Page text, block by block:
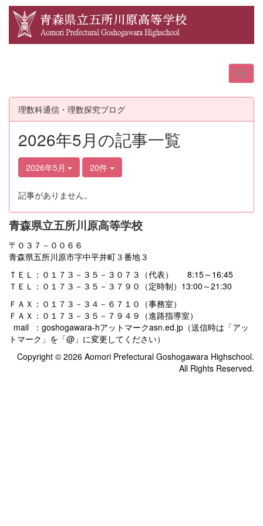
理数科通信・理数探究ブログ
2026年5月の記事一覧
2026年5月 20件
記事がありません。
青森県立五所川原高等学校
〒０３７－００６６
青森県五所川原市字中平井町３番地３
ＴＥＬ：０１７３－３５－３０７３（代表） 8:15～16:45
ＴＥＬ：０１７３－３５－３７９０（定時制）13:00～21:30
ＦＡＸ：０１７３－３４－６７１０（事務室）
ＦＡＸ：０１７３－３５－７９４９（進路指導室）
mail ：goshogawara-hアットマークasn.ed.jp（送信時は「アッ
トマーク」を「@」に変更してください）
Copyright © 2026 Aomori Prefectural Goshogawara Highschool.
All Rights Reserved.